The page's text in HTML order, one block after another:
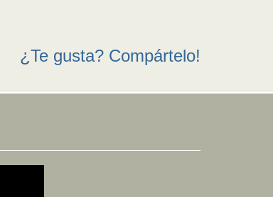
¿Te gusta? Compártelo!